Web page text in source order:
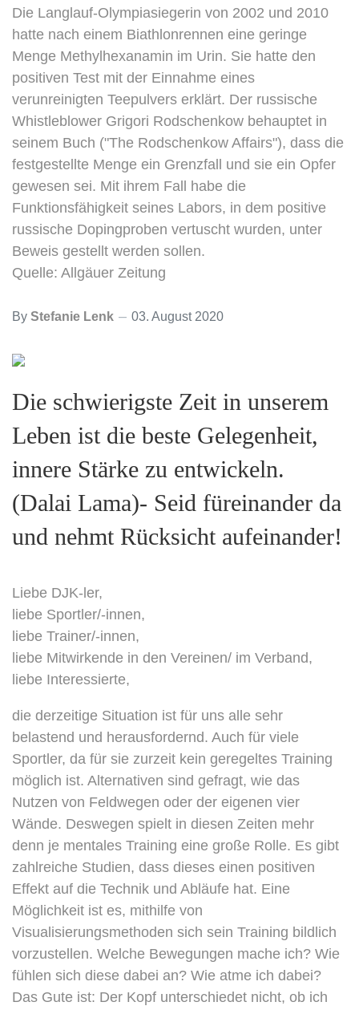
Die Langlauf-Olympiasiegerin von 2002 und 2010
hatte nach einem Biathlonrennen eine geringe
Menge Methylhexanamin im Urin. Sie hatte den
positiven Test mit der Einnahme eines
verunreinigten Teepulvers erklärt. Der russische
Whistleblower Grigori Rodschenkow behauptet in
seinem Buch ("The Rodschenkow Affairs"), dass die
festgestellte Menge ein Grenzfall und sie ein Opfer
gewesen sei. Mit ihrem Fall habe die
Funktionsfähigkeit seines Labors, in dem positive
russische Dopingproben vertuscht wurden, unter
Beweis gestellt werden sollen.
Quelle: Allgäuer Zeitung
By Stefanie Lenk 03. August 2020
Die schwierigste Zeit in unserem
Leben ist die beste Gelegenheit,
innere Stärke zu entwickeln.
(Dalai Lama)- Seid füreinander da
und nehmt Rücksicht aufeinander!
Liebe DJK-ler,
liebe Sportler/-innen,
liebe Trainer/-innen,
liebe Mitwirkende in den Vereinen/ im Verband,
liebe Interessierte,
die derzeitige Situation ist für uns alle sehr
belastend und herausfordernd. Auch für viele
Sportler, da für sie zurzeit kein geregeltes Training
möglich ist. Alternativen sind gefragt, wie das
Nutzen von Feldwegen oder der eigenen vier
Wände. Deswegen spielt in diesen Zeiten mehr
denn je mentales Training eine große Rolle. Es gibt
zahlreiche Studien, dass dieses einen positiven
Effekt auf die Technik und Abläufe hat. Eine
Möglichkeit ist es, mithilfe von
Visualisierungsmethoden sich sein Training bildlich
vorzustellen. Welche Bewegungen mache ich? Wie
fühlen sich diese dabei an? Wie atme ich dabei?
Das Gute ist: Der Kopf unterschiedet nicht, ob ich